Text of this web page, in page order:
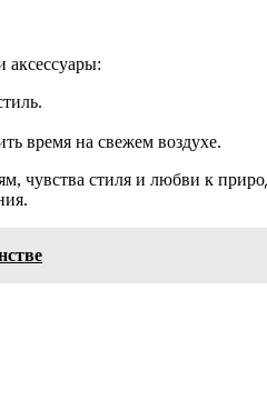
аксессуары:
время на свежем воздухе.
чувства стиля и любви к